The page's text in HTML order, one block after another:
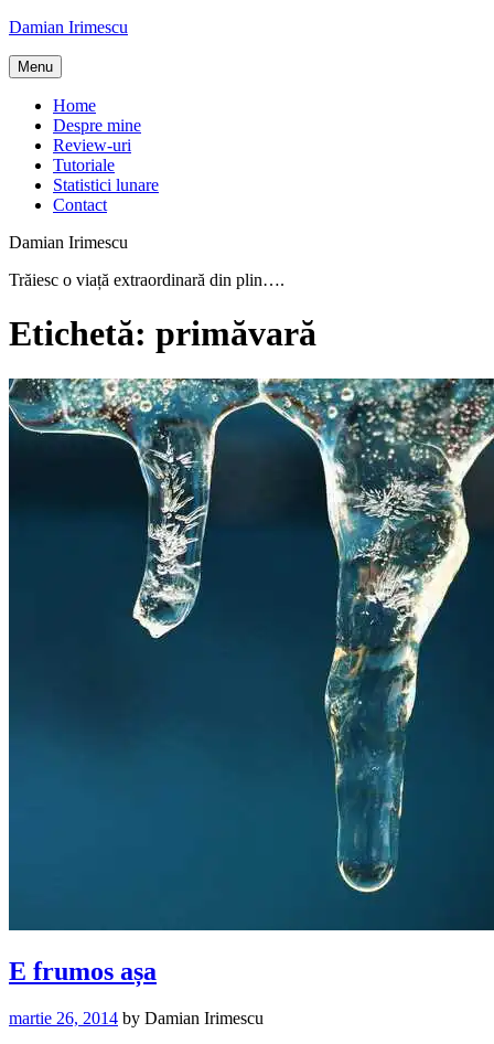
Skip
content
Damian Irimescu
Menu
Home
Despre mine
Review-uri
Tutoriale
Statistici lunare
Contact
Damian Irimescu
Trăiesc o viață extraordinară din plin….
Etichetă: primăvară
E frumos așa
martie 26, 2014 by Damian Irimescu